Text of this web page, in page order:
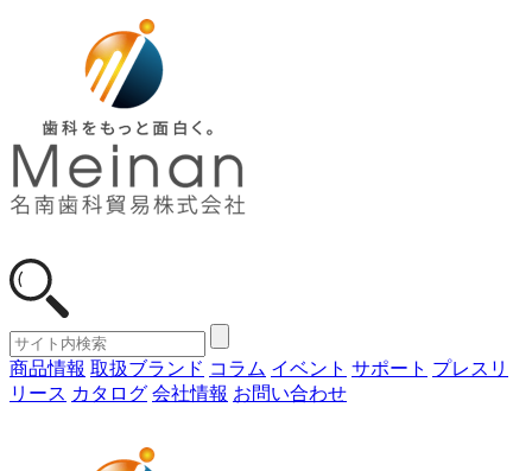
商品情報 取扱ブランド コラム イベント サポート プレスリ
リース カタログ 会社情報 お問い合わせ